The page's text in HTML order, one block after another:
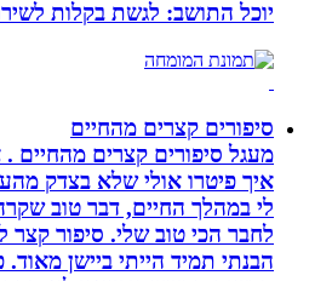
יוכל התושב: לגשת בקלות לשירות
סיפורים קצרים מהחיים
מעגל סיפורים קצרים מהחיים .
איך פיטרו אולי שלא בצדק
לי במהלך החיים, דבר טוב שקרה
לחבר הכי טוב שלי. סיפור קצר
הבנתי תמיד הייתי ביישן מאוד.